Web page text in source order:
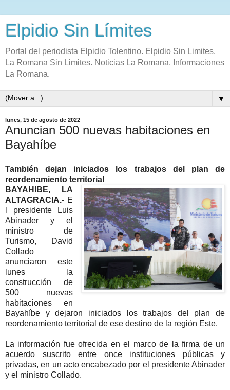
Elpidio Sin Límites
Portal del periodista Elpidio Tolentino. Elpidio Sin Limites.
La Romana Sin Limites. Noticias La Romana. Informaciones
La Romana.
▼
lunes, 15 de agosto de 2022
Anuncian 500 nuevas habitaciones en
Bayahíbe
También dejan iniciados los trabajos del plan de
reordenamiento territorial
BAYAHIBE, LA
ALTAGRACIA.- E
l presidente Luis
Abinader y el
ministro de
Turismo, David
Collado
anunciaron este
lunes la
construcción de
500 nuevas
habitaciones en
Bayahíbe y dejaron iniciados los trabajos del plan de
reordenamiento territorial de ese destino de la región Este.
La información fue ofrecida en el marco de la firma de un
acuerdo suscrito entre once instituciones públicas y
privadas, en un acto encabezado por el presidente Abinader
y el ministro Collado.